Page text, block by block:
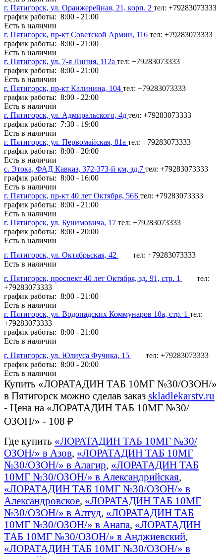
г. Пятигорск, ул. Оранжерейная, 21, корп. 2 тел: +79283073333
график работы: 8:00 - 21:00
Есть в наличии
г. Пятигорск, пр-кт Советской Армии, 116 тел: +79283073333
график работы: 8:00 - 21:00
Есть в наличии
г. Пятигорск, ул. 7-я Линия, 112а тел: +79283073333
график работы: 8:00 - 21:00
Есть в наличии
г. Пятигорск, пр-кт Калинина, 104 тел: +79283073333
график работы: 8:00 - 22:00
Есть в наличии
г. Пятигорск, ул. Адмиральского, 4д тел: +79283073333
график работы: 7:30 - 19:00
Есть в наличии
г. Пятигорск, ул. Первомайская, 81а тел: +79283073333
график работы: 8:00 - 20:00
Есть в наличии
с. Этока, ФАД Кавказ, 372-373-й км, зд.7 тел: +79283073333
график работы: 8:00 - 16:00
Есть в наличии
г. Пятигорск, пр-кт 40 лет Октября, 56Б тел: +79283073333
график работы: 8:00 - 21:00
Есть в наличии
г. Пятигорск, ул. Бунимовича, 17 тел: +79283073333
график работы: 8:00 - 20:00
Есть в наличии
г. Пятигорск, ул. Октябрьская, 42
тел: +79283073333
Есть в наличии
г. Пятигорск, проспект 40 лет Октября, зд. 91, стр. 1
тел:
+79283073333
график работы: 8:00 - 21:00
Есть в наличии
г. Пятигорск, ул. Водопадских Коммунаров 10а, стр. 1 тел:
+79283073333
график работы: 8:00 - 21:00
Есть в наличии
г. Пятигорск, ул. Юлиуса Фучика, 15
тел: +79283073333
график работы: 8:00 - 20:00
Есть в наличии
Купить «ЛОРАТАДИН ТАБ 10МГ №30/ОЗОН/»
в Пятигорск можно сделав заказ skladlekarstv.ru
- Цена на «ЛОРАТАДИН ТАБ 10МГ №30/
ОЗОН/» - 108 ₽
Где купить «ЛОРАТАДИН ТАБ 10МГ №30/
ОЗОН/» в Азов, «ЛОРАТАДИН ТАБ 10МГ
№30/ОЗОН/» в Алагир, «ЛОРАТАДИН ТАБ
10МГ №30/ОЗОН/» в Александрийская,
«ЛОРАТАДИН ТАБ 10МГ №30/ОЗОН/» в
Александровское, «ЛОРАТАДИН ТАБ 10МГ
№30/ОЗОН/» в Алтуд, «ЛОРАТАДИН ТАБ
10МГ №30/ОЗОН/» в Анапа, «ЛОРАТАДИН
ТАБ 10МГ №30/ОЗОН/» в Анджиевский,
«ЛОРАТАДИН ТАБ 10МГ №30/ОЗОН/» в